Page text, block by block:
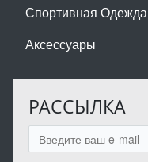
Спортивная Одежда
Аксессуары
РАССЫЛКА